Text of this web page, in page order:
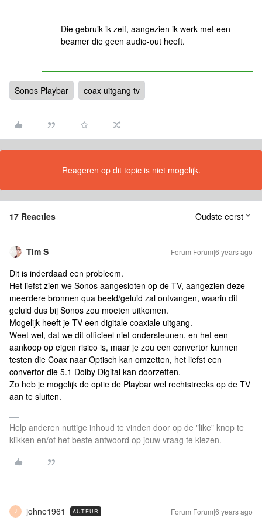
Die gebruik ik zelf, aangezien ik werk met een
beamer die geen audio-out heeft.
Sonos Playbar coax uitgang tv
Reageren op dit topic is niet mogelijk.
17 Reacties Oudste eerst
Tim S Forum|Forum|6 years ago
Dit is inderdaad een probleem.
Het liefst zien we Sonos aangesloten op de TV, aangezien deze
meerdere bronnen qua beeld/geluid zal ontvangen, waarin dit
geluid dus bij Sonos zou moeten uitkomen.
Mogelijk heeft je TV een digitale coaxiale uitgang.
Weet wel, dat we dit officieel niet ondersteunen, en het een
aankoop op eigen risico is, maar je zou een convertor kunnen
testen die Coax naar Optisch kan omzetten, het liefst een
convertor die 5.1 Dolby Digital kan doorzetten.
Zo heb je mogelijk de optie de Playbar wel rechtstreeks op de TV
aan te sluiten.
Help anderen nuttige inhoud te vinden door op de "like" knop te
klikken en/of het beste antwoord op jouw vraag te kiezen.
J johne1961 AUTEUR Forum|Forum|6 years ago